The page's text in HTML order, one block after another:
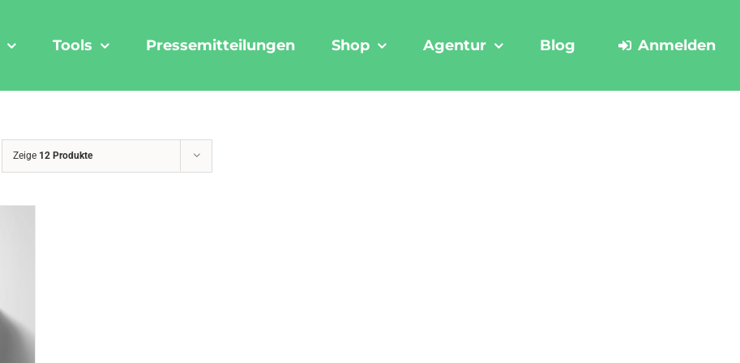
Tools Pressemitteilungen Shop Agentur Blog Anmelden
Zeige 12 Produkte